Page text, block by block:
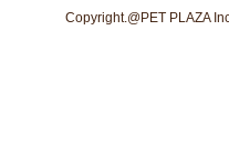
Copyright.@PET PLAZA